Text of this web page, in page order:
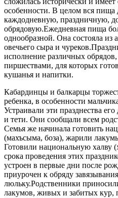
особенности. В целом вся
каждодневную, праздничную,
обрядовую.Ежедневная пища
однообразной. Она состояла из
овечьего сыра и
исполнение различных
пиршествами, для которых
кушанья и напитки.
Кабардинцы и балкарцы
ребенка, в особенности
Устраивали эти празднества
и тети. Они сообщали всем
Семья же начинала готовить
(махъсыма, боза), жарили
Готовили национальную халву
срока проведения этих
устроен в первые дни после
приурочен к обряду
люльку.Родственники
лакумов, живых и забитых кур,